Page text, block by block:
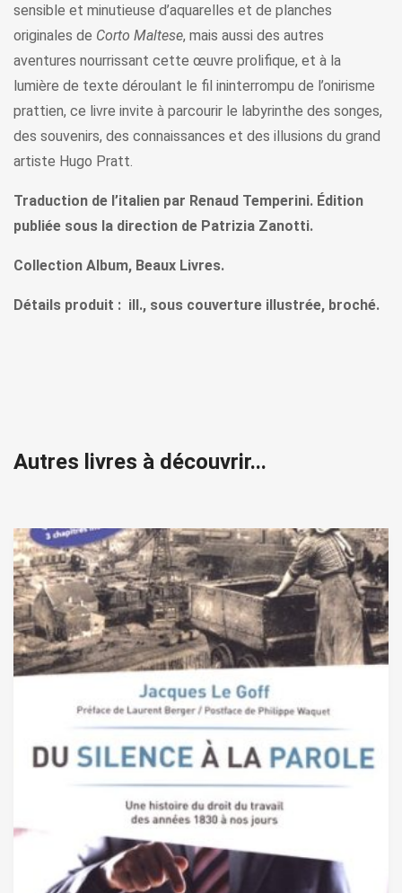
sensible et minutieuse d’aquarelles et de planches
originales de Corto Maltese, mais aussi des autres
aventures nourrissant cette œuvre prolifique, et à la
lumière de texte déroulant le fil ininterrompu de l’onirisme
prattien, ce livre invite à parcourir le labyrinthe des songes,
des souvenirs, des connaissances et des illusions du grand
artiste Hugo Pratt.
Traduction de l’italien par Renaud Temperini. Édition
publiée sous la direction de Patrizia Zanotti.
Collection Album, Beaux Livres.
Détails produit : ill., sous couverture illustrée, broché.
Autres livres à découvrir...